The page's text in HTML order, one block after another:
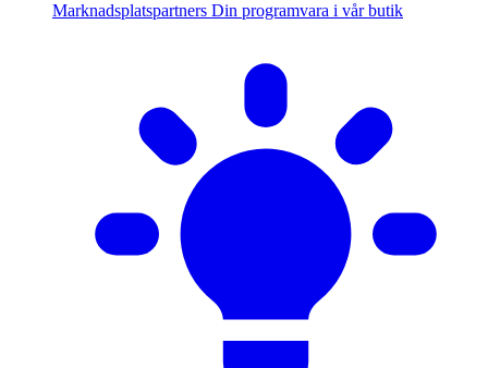
Marknadsplatspartners Din programvara i vår butik